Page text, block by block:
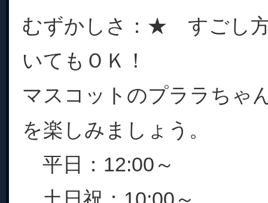
むずかしさ：★ すごし方
いてもＯＫ！
マスコットのプララちゃ
を楽しみましょう。
平日：12:00～